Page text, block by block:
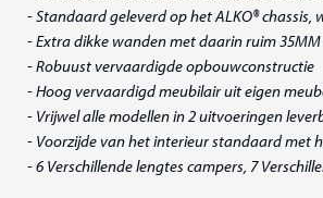
- Standaard geleverd op het ALKO®
- Extra dikke wanden met daarin ruim
- Robuust vervaardigde opbouwconstructie
- Hoog vervaardigd meubilair uit eigen
- Vrijwel alle modellen in 2 uitvoeringen
- Voorzijde van het interieur standaard met
- 6 Verschillende lengtes campers, 7